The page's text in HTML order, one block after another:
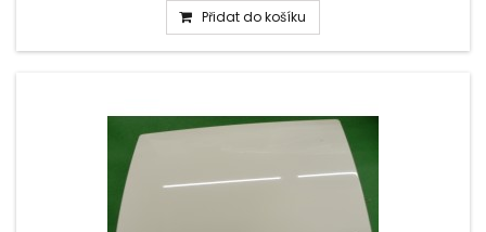
Přidat do košíku